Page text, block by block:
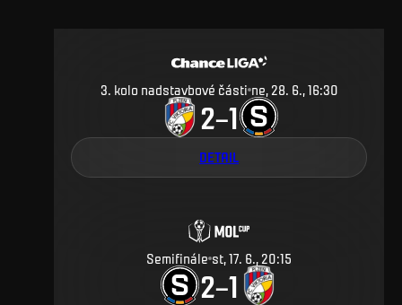
3. kolo nadstavbové části ne, 28. 6., 16:30
2–1
DETAIL
Semifinále st, 17. 6., 20:15
2–1